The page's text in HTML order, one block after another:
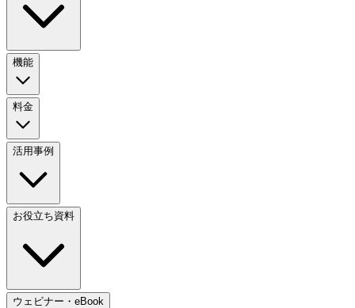
機能
料金
活用事例
お役立ち資料
ウェビナー・eBook